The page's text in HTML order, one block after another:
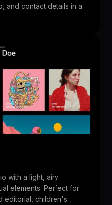
and contact details in a
with a light, airy
elements. Perfect for
editorial, children's